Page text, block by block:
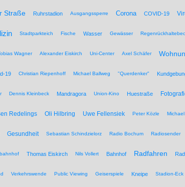
Straße Ruhrstadion Ausgangssperre Corona COVID-19
Stadtparkteich Fische Wasser Gewässer
Wagner Alexander Eiskirch Uni-Center Axel Schäfer
19 Christian Riepenhoff Michael Ballweg "Querdenker"
Dennis Kleinbeck Mandragora Union-Kino Huestraße
Redelings Oli Hilbring Uwe Fellensiek Peter Közle
Gesundheit Sebastian Schindzielorz Radio Bochum Radiosender
Thomas Eiskirch Nils Vollert Bahnhof Radfahren
Verkehrswende Public Viewing Geiserspiele Kneipe Stadion-Eck